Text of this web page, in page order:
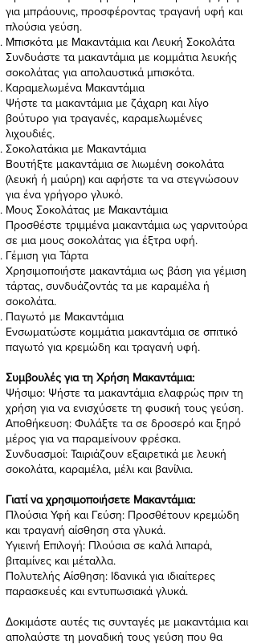
για μπράουνις, προσφέροντας τραγανή υφή και
πλούσια γεύση.
Μπισκότα με Μακαντάμια και Λευκή Σοκολάτα
Συνδυάστε τα μακαντάμια με κομμάτια λευκής
σοκολάτας για απολαυστικά μπισκότα.
Καραμελωμένα Μακαντάμια
Ψήστε τα μακαντάμια με ζάχαρη και λίγο
βούτυρο για τραγανές, καραμελωμένες
λιχουδιές.
Σοκολατάκια με Μακαντάμια
Βουτήξτε μακαντάμια σε λιωμένη σοκολάτα
(λευκή ή μαύρη) και αφήστε τα να στεγνώσουν
για ένα γρήγορο γλυκό.
Μους Σοκολάτας με Μακαντάμια
Προσθέστε τριμμένα μακαντάμια ως γαρνιτούρα
σε μια μους σοκολάτας για έξτρα υφή.
Γέμιση για Τάρτα
Χρησιμοποιήστε μακαντάμια ως βάση για γέμιση
τάρτας, συνδυάζοντάς τα με καραμέλα ή
σοκολάτα.
Παγωτό με Μακαντάμια
Ενσωματώστε κομμάτια μακαντάμια σε σπιτικό
παγωτό για κρεμώδη και τραγανή υφή.
Συμβουλές για τη Χρήση Μακαντάμια:
Ψήσιμο: Ψήστε τα μακαντάμια ελαφρώς πριν τη
χρήση για να ενισχύσετε τη φυσική τους γεύση.
Αποθήκευση: Φυλάξτε τα σε δροσερό και ξηρό
μέρος για να παραμείνουν φρέσκα.
Συνδυασμοί: Ταιριάζουν εξαιρετικά με λευκή
σοκολάτα, καραμέλα, μέλι και βανίλια.
Γιατί να χρησιμοποιήσετε Μακαντάμια:
Πλούσια Υφή και Γεύση: Προσθέτουν κρεμώδη
και τραγανή αίσθηση στα γλυκά.
Υγιεινή Επιλογή: Πλούσια σε καλά λιπαρά,
βιταμίνες και μέταλλα.
Πολυτελής Αίσθηση: Ιδανικά για ιδιαίτερες
παρασκευές και εντυπωσιακά γλυκά.
Δοκιμάστε αυτές τις συνταγές με μακαντάμια και
απολαύστε τη μοναδική τους γεύση που θα